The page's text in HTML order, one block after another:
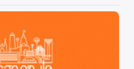
resiliente e sustentável